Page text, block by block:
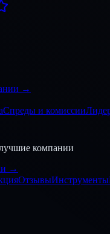
→
Спреды и комиссии
компании
→
ОтзывыИнструменты